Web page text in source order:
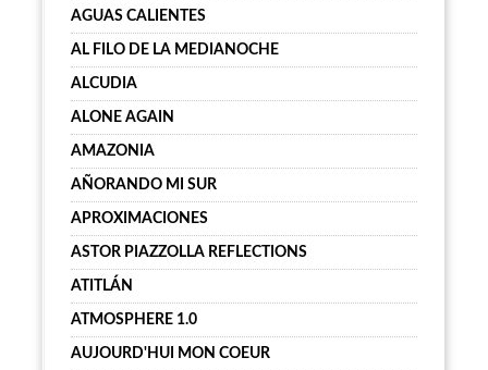
AGUAS CALIENTES
AL FILO DE LA MEDIANOCHE
ALCUDIA
ALONE AGAIN
AMAZONIA
AÑORANDO MI SUR
APROXIMACIONES
ASTOR PIAZZOLLA REFLECTIONS
ATITLÁN
ATMOSPHERE 1.0
AUJOURD'HUI MON COEUR